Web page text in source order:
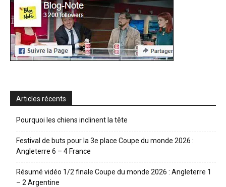
Articles récents
Pourquoi les chiens inclinent la tête
Festival de buts pour la 3e place Coupe du monde 2026 :
Angleterre 6 – 4 France
Résumé vidéo 1/2 finale Coupe du monde 2026 : Angleterre 1
– 2 Argentine